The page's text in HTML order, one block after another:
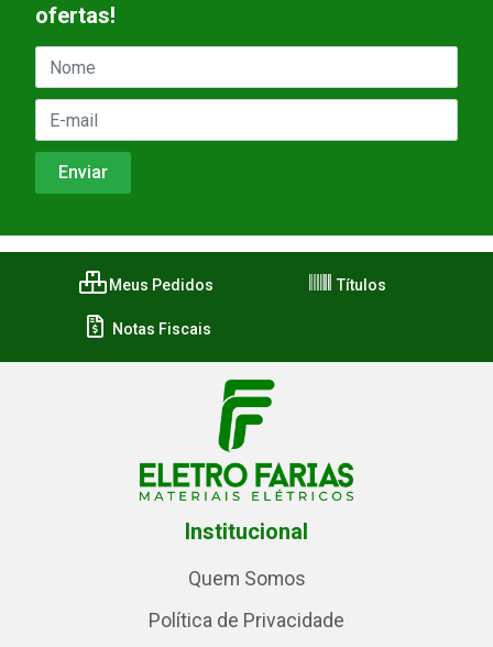
ofertas!
Meus Pedidos Títulos
Notas Fiscais
Institucional
Quem Somos
Política de Privacidade